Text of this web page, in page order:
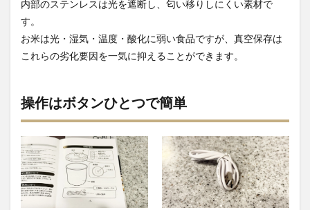
内部のステンレスは光を遮断し、匂い移りしにくい素材で
す。
お米は光・湿気・温度・酸化に弱い食品ですが、真空保存は
これらの劣化要因を一気に抑えることができます。
操作はボタンひとつで簡単